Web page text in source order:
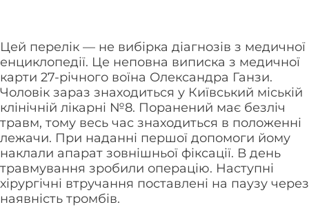
Цей перелік — не вибірка діагнозів з медичної
енциклопедії. Це неповна виписка з медичної
карти 27-річного воїна Олександра Ганзи.
Чоловік зараз знаходиться у Київський міській
клінічній лікарні №8. Поранений має безліч
травм, тому весь час знаходиться в положенні
лежачи. При наданні першої допомоги йому
наклали апарат зовнішньої фіксації. В день
травмування зробили операцію. Наступні
хірургічні втручання поставлені на паузу через
наявність тромбів.